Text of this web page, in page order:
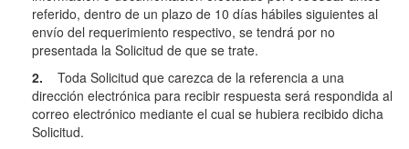
referido, dentro de un plazo de 10 días hábiles siguientes al
envío del requerimiento respectivo, se tendrá por no
presentada la Solicitud de que se trate.
2. Toda Solicitud que carezca de la referencia a una
dirección electrónica para recibir respuesta será respondida al
correo electrónico mediante el cual se hubiera recibido dicha
Solicitud.